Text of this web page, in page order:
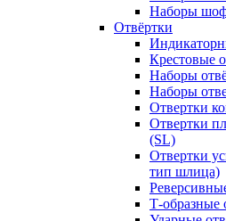
Наборы
Отвёртки
Крестовые
Наборы
Наборы
Отвертки
Отвертки
(SL)
Отвертки
тип шлица)
Т-образные